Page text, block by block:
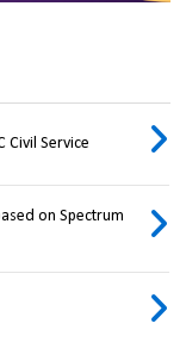
Civil Service
on Spectrum